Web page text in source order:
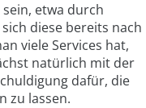
etwa durch
diese bereits nach
viele Services hat,
natürlich mit der
dafür, die
zu lassen.